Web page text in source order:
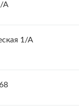
А
1/А